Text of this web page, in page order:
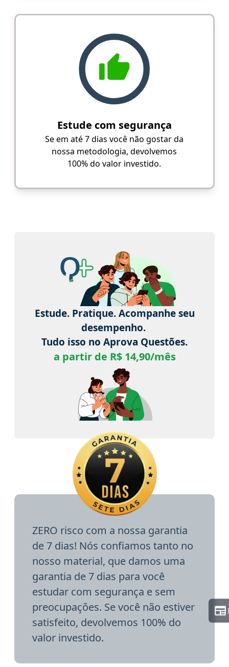
Estude com segurança
Se em até 7 dias você não gostar da
nossa metodologia, devolvemos
100% do valor investido.
Estude. Pratique. Acompanhe seu
desempenho.
Tudo isso no Aprova Questões.
a partir de R$ 14,90/mês
ZERO risco com a nossa garantia
de 7 dias! Nós confiamos tanto no
nosso material, que damos uma
garantia de 7 dias para você
estudar com segurança e sem
preocupações. Se você não estiver
satisfeito, devolvemos 100% do
valor investido.